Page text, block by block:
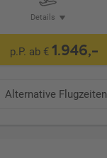
Details
p.P. ab € 1.946,-
Alternative Flugzeiten